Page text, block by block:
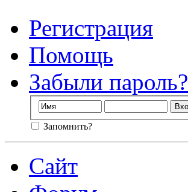
Регистрация
Помощь
Забыли пароль?
Запомнить?
Сайт